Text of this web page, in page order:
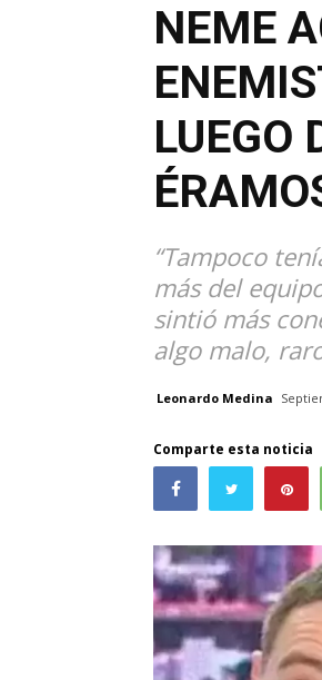
NEME
LUEGO
“Tampoco
más del
sintió más
algo malo,
Leonardo Medina
Comparte esta noticia